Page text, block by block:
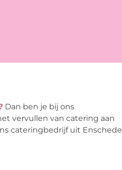
Dan ben je bij ons
vervullen van catering aan
cateringbedrijf uit Enschede